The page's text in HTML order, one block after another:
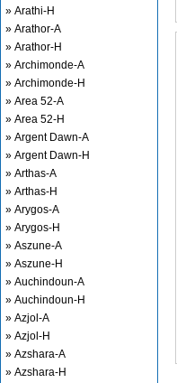
» Arathi-H
» Arathor-A
» Arathor-H
» Archimonde-A
» Archimonde-H
» Area 52-A
» Area 52-H
» Argent Dawn-A
» Argent Dawn-H
» Arthas-A
» Arthas-H
» Arygos-A
» Arygos-H
» Aszune-A
» Aszune-H
» Auchindoun-A
» Auchindoun-H
» Azjol-A
» Azjol-H
» Azshara-A
» Azshara-H